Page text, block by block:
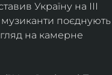
Україну на ІІІ
музиканти поєднують
на камерне